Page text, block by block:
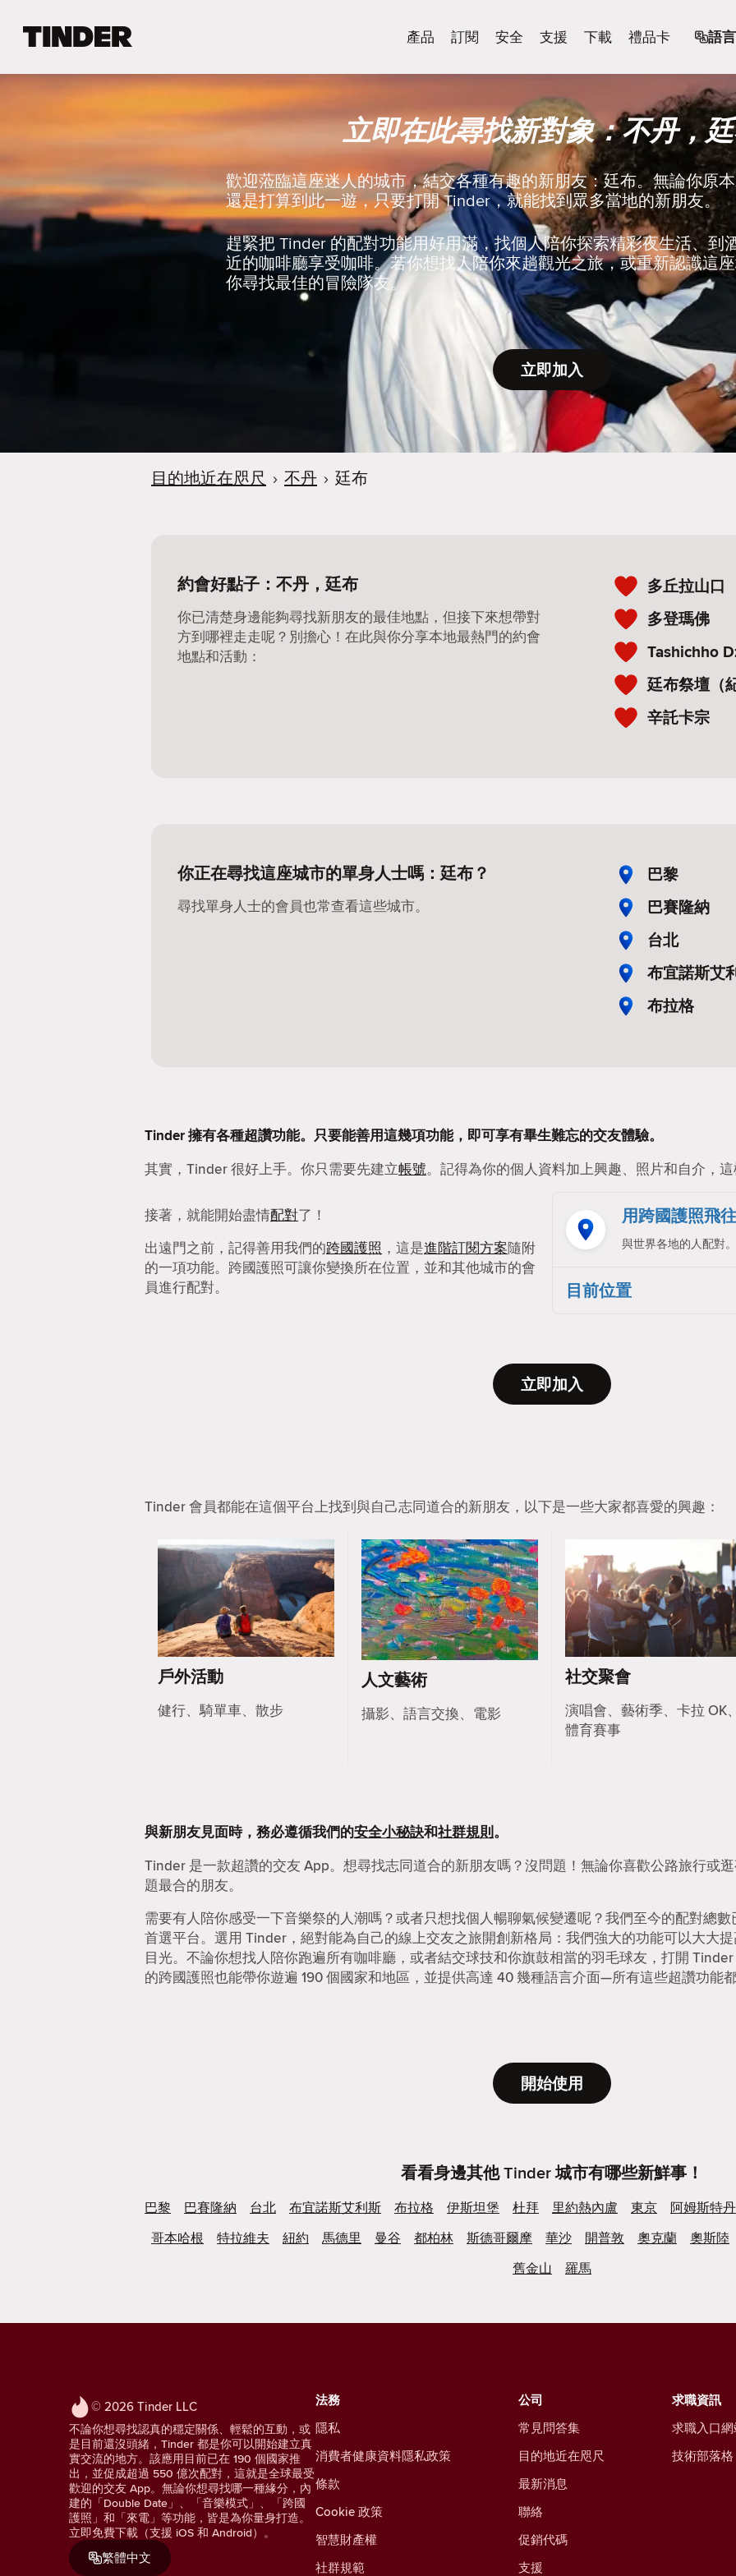
d
產品 訂閱 安全 支援 下載 禮品卡 語言
立即在此尋找新對象：不丹，
歡迎蒞臨這座迷人的城市，結交各種有趣的新朋友：廷布。無論你原
還是打算到此一遊，只要打開 Tinder，就能找到眾多當地的新朋友。
趕緊把 Tinder 的配對功能用好用滿，找個人陪你探索精彩夜生活、到
近的咖啡廳享受咖啡。若你想找人陪你來趟觀光之旅，或重新認識這
你尋找最佳的冒險隊友。
立即加入
目的地近在咫尺 › 不丹 › 廷布
約會好點子：不丹，廷布
你已清楚身邊能夠尋找新朋友的最佳地點，但接下來想帶對
方到哪裡走走呢？別擔心！在此與你分享本地最熱門的約會
地點和活動：
多丘拉山口
多登瑪佛
Tashichho
廷布祭壇（
辛託卡宗
你正在尋找這座城市的單身人士嗎：廷布？
尋找單身人士的會員也常查看這些城市。
巴黎
巴賽隆納
台北
布宜諾斯艾
布拉格
Tinder 擁有各種超讚功能。只要能善用這幾項功能，即可享有畢生難忘的交友體驗。
其實，Tinder 很好上手。你只需要先建立帳號。記得為你的個人資料加上興趣、照片和自介，
接著，就能開始盡情配對了！
出遠門之前，記得善用我們的跨國護照 ，這是進階訂閱方案隨附
的一項功能。跨國護照可讓你變換所在位置，並和其他城市的會
員進行配對。
用跨國護照飛
與世界各地的人配對
目前位置
立即加入
Tinder 會員都能在這個平台上找到與自己志同道合的新朋友，以下是一些大家都喜愛的興趣：
戶外活動
健行、騎單車、散步
人文藝術
攝影、語言交換、電影
社交聚會
演唱會、藝術季、卡拉 OK
體育賽事
與新朋友見面時，務必遵循我們的安全小秘訣和社群規則。
Tinder 是一款超讚的交友 App。想尋找志同道合的新朋友嗎？沒問題！無論你喜歡公路旅行或
題最合的朋友。
需要有人陪你感受一下音樂祭的人潮嗎？或者只想找個人暢聊氣候變遷呢？我們至今的配對總
首選平台。選用 Tinder，絕對能為自己的線上交友之旅開創新格局：我們強大的功能可以大大
目光。不論你想找人陪你跑遍所有咖啡廳，或者結交球技和你旗鼓相當的羽毛球友，打開
的跨國護照也能帶你遊遍 190 個國家和地區，並提供高達 40 幾種語言介面—所有這些超讚功能
開始使用
看看身邊其他 Tinder 城市有哪些新鮮事！
巴黎 巴賽隆納 台北 布宜諾斯艾利斯 布拉格 伊斯坦堡 杜拜 里約熱內盧 東京
阿姆斯特丹
哥本哈根
特拉維夫 紐約 馬德里 曼谷 都柏林 斯德哥爾摩 華沙 開普敦 奧克蘭
奧斯陸
舊金山
羅馬
© 2026 Tinder LLC
不論你想尋找認真的穩定關係、輕鬆的互動，或
是目前還沒頭緒，Tinder 都是你可以開始建立真
實交流的地方。該應用目前已在 190 個國家推
出，並促成超過 550 億次配對，這就是全球最受
歡迎的交友 App。無論你想尋找哪一種緣分，內
建的「Double Date」、「音樂模式」、「跨國
護照」和「來電」等功能，皆是為你量身打造。
立即免費下載（支援 iOS 和 Android）。
繁體中文
法務
隱私
消費者健康資料隱私政策
條款
Cookie 政策
智慧財產權
社群規範
求職資訊
求職入口
技術部落格
公司
常見問答集
目的地近在咫尺
最新消息
聯絡
促銷代碼
支援